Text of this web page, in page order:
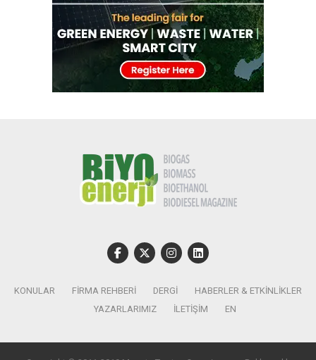
KONULAR FIRMA REHBERI DERGI
HABERLER & ETKINLIKLER
YAZARLARIMIZ
İLETIŞIM EN